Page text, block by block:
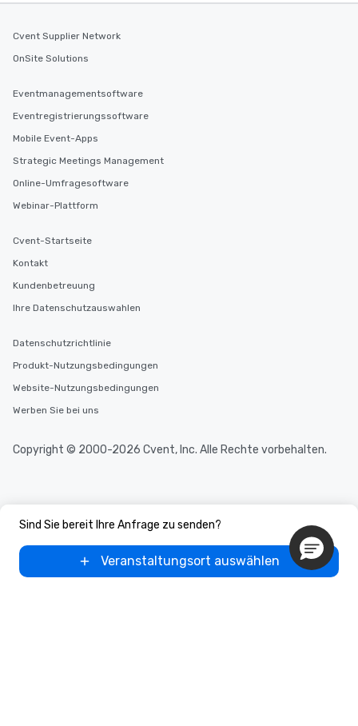
Sind Sie bereit Ihre Anfrage zu senden?
Veranstaltungsort auswählen
Cvent Supplier Network
OnSite Solutions
Eventmanagementsoftware
Eventregistrierungssoftware
Mobile Event-Apps
Strategic Meetings Management
Online-Umfragesoftware
Webinar-Plattform
Cvent-Startseite
Kontakt
Kundenbetreuung
Ihre Datenschutzauswahlen
Datenschutzrichtlinie
Produkt-Nutzungsbedingungen
Website-Nutzungsbedingungen
Werben Sie bei uns
Copyright © 2000-2026 Cvent, Inc. Alle Rechte vorbehalten.